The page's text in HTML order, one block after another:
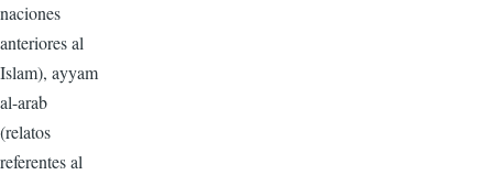
naciones
anteriores al
Islam), ayyam
al-arab
(relatos
referentes al